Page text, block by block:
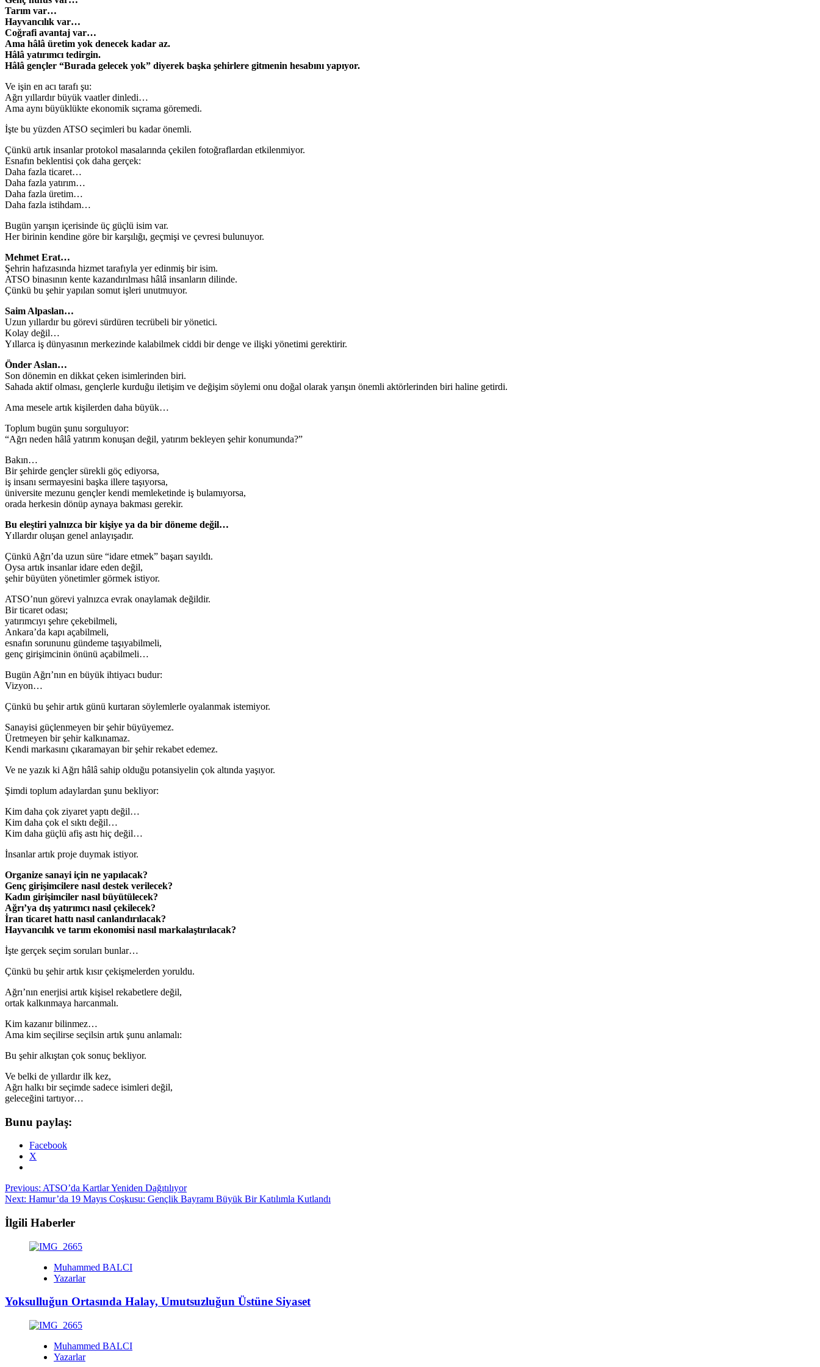
Tarım var…
Hayvancılık var…
Coğrafi avantaj var…
Ama hâlâ üretim yok denecek kadar az.
Hâlâ yatırımcı tedirgin.
Hâlâ gençler “Burada gelecek yok” diyerek başka şehirlere gitmenin hesabını yapıyor.
Ve işin en acı tarafı şu:
Ağrı yıllardır büyük vaatler dinledi…
Ama aynı büyüklükte ekonomik sıçrama göremedi.
İşte bu yüzden ATSO seçimleri bu kadar önemli.
Çünkü artık insanlar protokol masalarında çekilen fotoğraflardan etkilenmiyor.
Esnafın beklentisi çok daha gerçek:
Daha fazla ticaret…
Daha fazla yatırım…
Daha fazla üretim…
Daha fazla istihdam…
Bugün yarışın içerisinde üç güçlü isim var.
Her birinin kendine göre bir karşılığı, geçmişi ve çevresi bulunuyor.
Mehmet Erat…
Şehrin hafızasında hizmet tarafıyla yer edinmiş bir isim.
ATSO binasının kente kazandırılması hâlâ insanların dilinde.
Çünkü bu şehir yapılan somut işleri unutmuyor.
Saim Alpaslan…
Uzun yıllardır bu görevi sürdüren tecrübeli bir yönetici.
Kolay değil…
Yıllarca iş dünyasının merkezinde kalabilmek ciddi bir denge ve ilişki yönetimi gerektirir.
Önder Aslan…
Son dönemin en dikkat çeken isimlerinden biri.
Sahada aktif olması, gençlerle kurduğu iletişim ve değişim söylemi onu doğal olarak yarışın önemli aktörlerinden biri haline getirdi.
Ama mesele artık kişilerden daha büyük…
Toplum bugün şunu sorguluyor:
“Ağrı neden hâlâ yatırım konuşan değil, yatırım bekleyen şehir konumunda?”
Bakın…
Bir şehirde gençler sürekli göç ediyorsa,
iş insanı sermayesini başka illere taşıyorsa,
üniversite mezunu gençler kendi memleketinde iş bulamıyorsa,
orada herkesin dönüp aynaya bakması gerekir.
Bu eleştiri yalnızca bir kişiye ya da bir döneme değil…
Yıllardır oluşan genel anlayışadır.
Çünkü Ağrı’da uzun süre “idare etmek” başarı sayıldı.
Oysa artık insanlar idare eden değil,
şehir büyüten yönetimler görmek istiyor.
ATSO’nun görevi yalnızca evrak onaylamak değildir.
Bir ticaret odası;
yatırımcıyı şehre çekebilmeli,
Ankara’da kapı açabilmeli,
esnafın sorununu gündeme taşıyabilmeli,
genç girişimcinin önünü açabilmeli…
Bugün Ağrı’nın en büyük ihtiyacı budur:
Vizyon…
Çünkü bu şehir artık günü kurtaran söylemlerle oyalanmak istemiyor.
Sanayisi güçlenmeyen bir şehir büyüyemez.
Üretmeyen bir şehir kalkınamaz.
Kendi markasını çıkaramayan bir şehir rekabet edemez.
Ve ne yazık ki Ağrı hâlâ sahip olduğu potansiyelin çok altında yaşıyor.
Şimdi toplum adaylardan şunu bekliyor:
Kim daha çok ziyaret yaptı değil…
Kim daha çok el sıktı değil…
Kim daha güçlü afiş astı hiç değil…
İnsanlar artık proje duymak istiyor.
Organize sanayi için ne yapılacak?
Genç girişimcilere nasıl destek verilecek?
Kadın girişimciler nasıl büyütülecek?
Ağrı’ya dış yatırımcı nasıl çekilecek?
İran ticaret hattı nasıl canlandırılacak?
Hayvancılık ve tarım ekonomisi nasıl markalaştırılacak?
İşte gerçek seçim soruları bunlar…
Çünkü bu şehir artık kısır çekişmelerden yoruldu.
Ağrı’nın enerjisi artık kişisel rekabetlere değil,
ortak kalkınmaya harcanmalı.
Kim kazanır bilinmez…
Ama kim seçilirse seçilsin artık şunu anlamalı:
Bu şehir alkıştan çok sonuç bekliyor.
Ve belki de yıllardır ilk kez,
Ağrı halkı bir seçimde sadece isimleri değil,
geleceğini tartıyor…
Bunu paylaş:
Facebook
X
Post
navigation
Previous: ATSO’da Kartlar Yeniden Dağıtılıyor
Next: Hamur’da 19 Mayıs Coşkusu: Gençlik Bayramı Büyük Bir Katılımla Kutlandı
İlgili Haberler
Muhammed BALCI
Yazarlar
Yoksulluğun Ortasında Halay, Umutsuzluğun Üstüne Siyaset
Muhammed BALCI
Yazarlar